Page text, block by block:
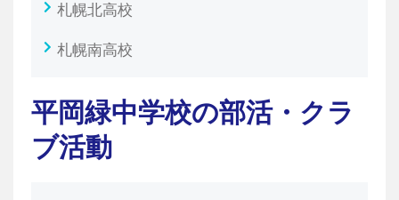
札幌北高校
札幌南高校
平岡緑中学校の部活・クラ
ブ活動